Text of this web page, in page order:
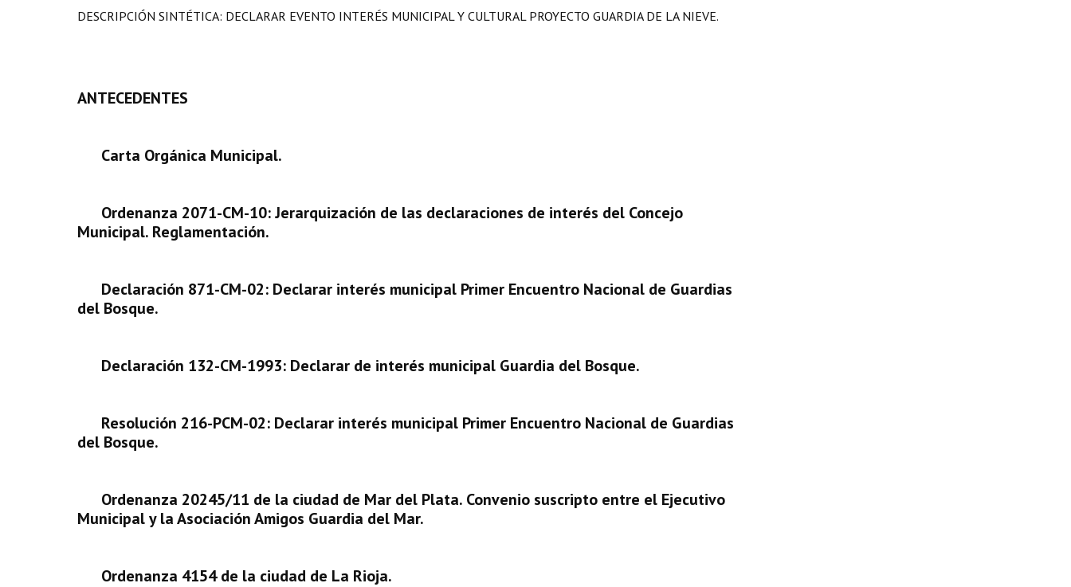
DESCRIPCIÓN SINTÉTICA: DECLARAR EVENTO INTERÉS MUNICIPAL Y CULTURAL PROYECTO GUARDIA DE LA NIEVE.
ANTECEDENTES
Carta Orgánica Municipal.
Ordenanza 2071-CM-10: Jerarquización de las declaraciones de interés del Concejo
Municipal. Reglamentación.
Declaración 871-CM-02: Declarar interés municipal Primer Encuentro Nacional de Guardias
del Bosque.
Declaración 132-CM-1993: Declarar de interés municipal Guardia del Bosque.
Resolución 216-PCM-02: Declarar interés municipal Primer Encuentro Nacional de Guardias
del Bosque.
Ordenanza 20245/11 de la ciudad de Mar del Plata. Convenio suscripto entre el Ejecutivo
Municipal y la Asociación Amigos Guardia del Mar.
Ordenanza 4154 de la ciudad de La Rioja.